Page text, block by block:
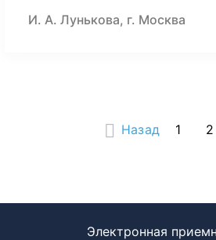
И. А. Лунькова, г. Москва
Назад 1 2
Электронная